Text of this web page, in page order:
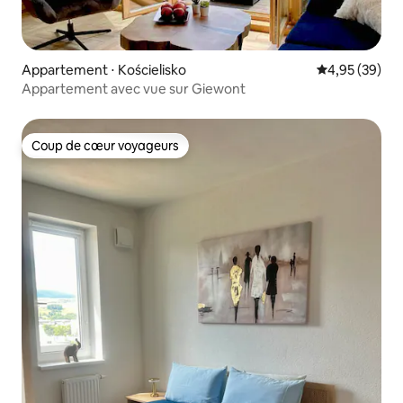
Appartement ⋅ Kościelisko Évaluation
4,95 (39)
Appartement avec vue sur Giewont
Coup de cœur voyageurs
Coup de cœur voyageurs